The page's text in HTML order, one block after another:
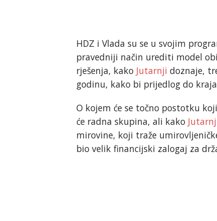
HDZ i Vlada su se u svojim
pravedniji način urediti model
rješenja, kako Jutarnji doznaje,
godinu, kako bi prijedlog do
O kojem će se točno postotku
će radna skupina, ali kako
mirovine, koji traže
bio velik financijski zalogaj za